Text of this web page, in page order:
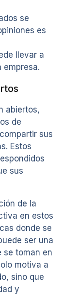
se
es
llevar a
empresa.
abiertos,
de
sus
Estos
sus
de la
en estos
donde se
ser una
se toman en
motiva a
sino que
y